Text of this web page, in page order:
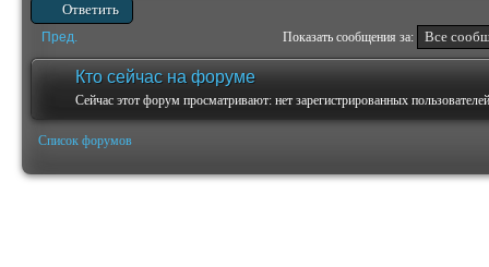
Ответить
Пред. Показать сообщения за:
Кто сейчас на форуме
Сейчас этот форум просматривают: нет зарегистрированных
Список форумов